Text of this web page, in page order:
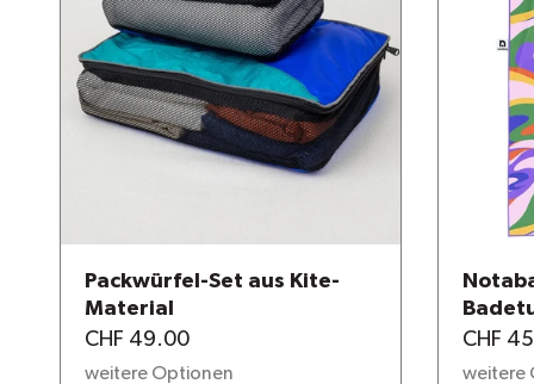
Packwürfel-Set aus Kite-
Material
CHF 49.00
weitere Optionen
CHF
weitere